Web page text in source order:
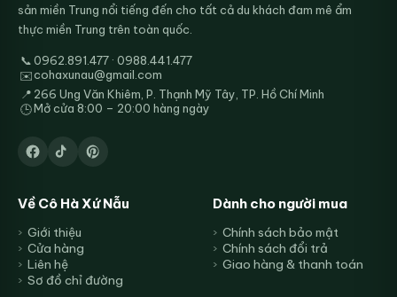
sản miền Trung nổi tiếng đến cho tất cả du khách đam mê ẩm
thực miền Trung trên toàn quốc.
📞0962.891.477 · 0988.441.477
✉️cohaxunau@gmail.com
📍 266 Ung Văn Khiêm, P. Thạnh Mỹ Tây, TP. Hồ Chí Minh
🕒Mở cửa 8:00 – 20:00 hàng ngày
Về Cô Hà Xứ Nẫu
Giới thiệu
Cửa hàng
Liên hệ
Sơ đồ chỉ đường
Dành cho người mua
Chính sách bảo mật
Chính sách đổi trả
Giao hàng & thanh toán